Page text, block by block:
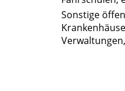
Sonstige